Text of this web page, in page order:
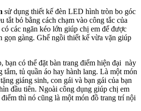
sử dụng thiết kế đèn LED hình tròn bo góc
tắt bỏ bằng cách chạm vào công tắc của
các ngăn kéo lớn giúp chị em để được
gọn gàng. Ghế ngồi thiết kế vừa vặn giúp
bạn có thể đặt bàn trang điểm hiện đại này
tắm, tủ quần áo hay hành lang. Là một món
giáng sinh, con gái và bạn gái của bạn
đầu tiên. Ngoài công dụng giúp chị em
thì nó cũng là một món đồ trang trí nội